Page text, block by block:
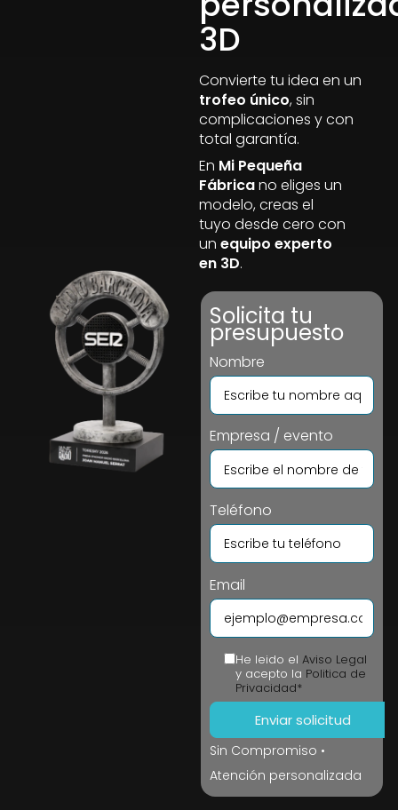
3D
Convierte tu idea en un
trofeo único, sin
complicaciones y con
total garantía.
En Mi Pequeña
Fábricano eliges un
modelo, creas el
tuyo desde cero con
un equipo experto
en 3D.
Solicita tu
presupuesto
Nombre
Empresa / evento
Teléfono
Email
He leido el Aviso Legal
y acepto la Politica de
Privacidad*
Sin Compromiso •
Atención personalizada